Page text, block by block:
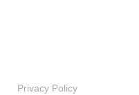
Privacy Policy